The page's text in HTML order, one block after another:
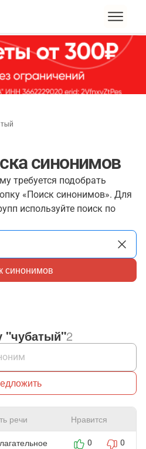
синонимов
требуется подобрать
«Поиск синонимов». Для
используйте поиск по
синонимов
"чубатый"2
речи Нравится
0 0